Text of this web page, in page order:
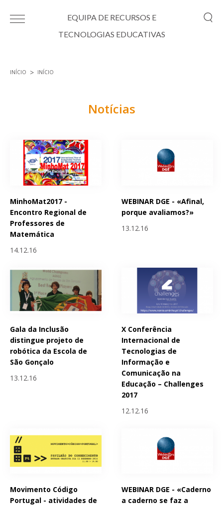
EQUIPA DE RECURSOS E
TECNOLOGIAS EDUCATIVAS
INÍCIO INÍCIO
Notícias
MinhoMat2017 -
Encontro Regional de
Professores de
Matemática
14.12.16
WEBINAR DGE - «Afinal,
porque avaliamos?»
13.12.16
Gala da Inclusão
distingue projeto de
robótica da Escola de
São Gonçalo
13.12.16
X Conferência
Internacional de
Tecnologias de
Informação e
Comunicação na
Educação – Challenges
2017
12.12.16
Movimento Código
Portugal - atividades de
WEBINAR DGE - «Caderno
a caderno se faz a
Páginas